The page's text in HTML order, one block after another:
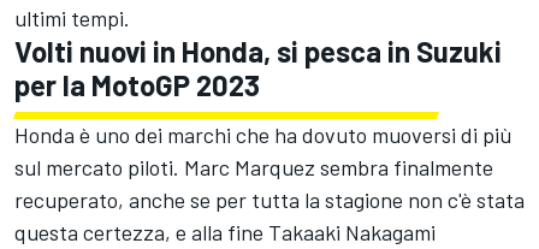
ultimi tempi.
Volti nuovi in Honda, si pesca in Suzuki
per la MotoGP 2023
Honda è uno dei marchi che ha dovuto muoversi di più
sul mercato piloti. Marc Marquez sembra finalmente
recuperato, anche se per tutta la stagione non c'è stata
questa certezza, e alla fine Takaaki Nakagami